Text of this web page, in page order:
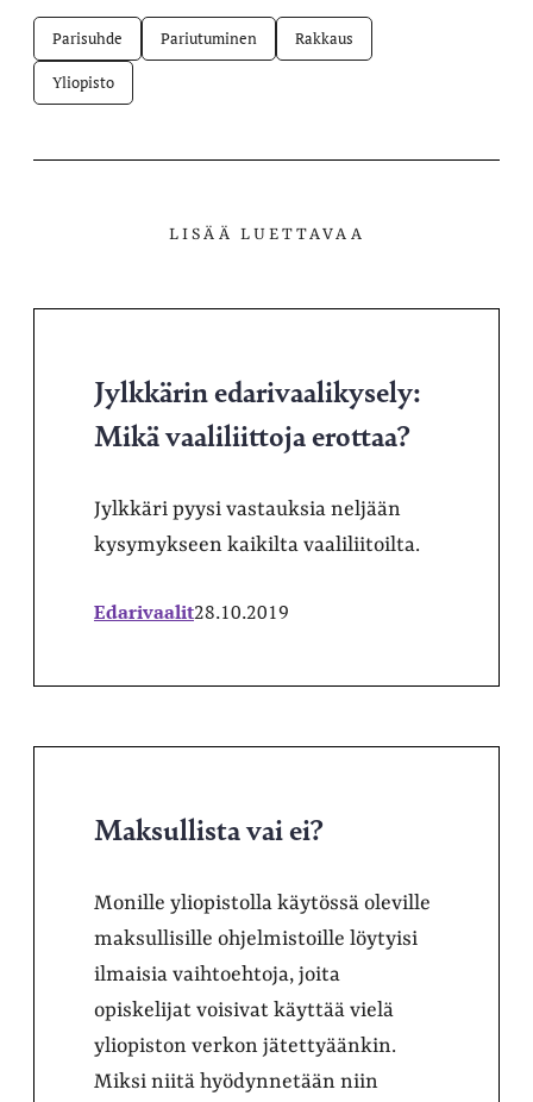
Parisuhde Pariutuminen Rakkaus
Yliopisto
LISÄÄ LUETTAVAA
Jylkkärin edarivaalikysely:
Mikä vaaliliittoja erottaa?
Jylkkäri pyysi vastauksia neljään
kysymykseen kaikilta vaaliliitoilta.
Edarivaalit28.10.2019
Maksullista vai ei?
Monille yliopistolla käytössä oleville
maksullisille ohjelmistoille löytyisi
ilmaisia vaihtoehtoja, joita
opiskelijat voisivat käyttää vielä
yliopiston verkon jätettyäänkin.
Miksi niitä hyödynnetään niin